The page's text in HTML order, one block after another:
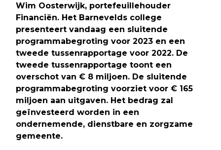
Wim Oosterwijk, portefeuillehouder
Financiën. Het Barnevelds college
presenteert vandaag een sluitende
programmabegroting voor 2023 en een
tweede tussenrapportage voor 2022. De
tweede tussenrapportage toont een
overschot van € 8 miljoen. De sluitende
programmabegroting voorziet voor € 165
miljoen aan uitgaven. Het bedrag zal
geïnvesteerd worden in een
ondernemende, dienstbare en zorgzame
gemeente.